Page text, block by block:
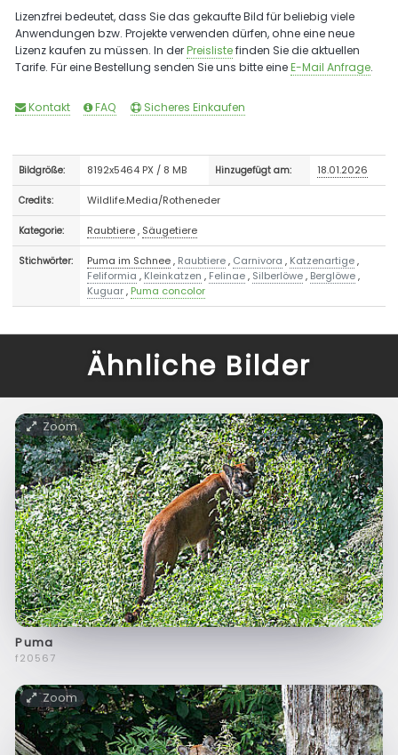
Lizenzfrei bedeutet, dass Sie das gekaufte Bild für beliebig viele
Anwendungen bzw. Projekte verwenden dürfen, ohne eine neue
Lizenz kaufen zu müssen. In derPreislistefinden Sie die aktuellen
Tarife. Für eine Bestellung senden Sie uns bitte eineE-Mail Anfrage.
Kontakt FAQ Sicheres Einkaufen
Bildgröße: 8192x5464 PX / 8 MB Hinzugefügt am: 18.01.2026
Credits: Wildlife.Media/Rotheneder
Kategorie: Raubtiere, Säugetiere
Stichwörter: Puma im Schnee, Raubtiere, Carnivora , Katzenartige,
Feliformia , Kleinkatzen , Felinae, Silberlöwe, Berglöwe,
Kuguar, Puma concolor
Ähnliche Bilder
Zoom
Puma
f20567
Zoom